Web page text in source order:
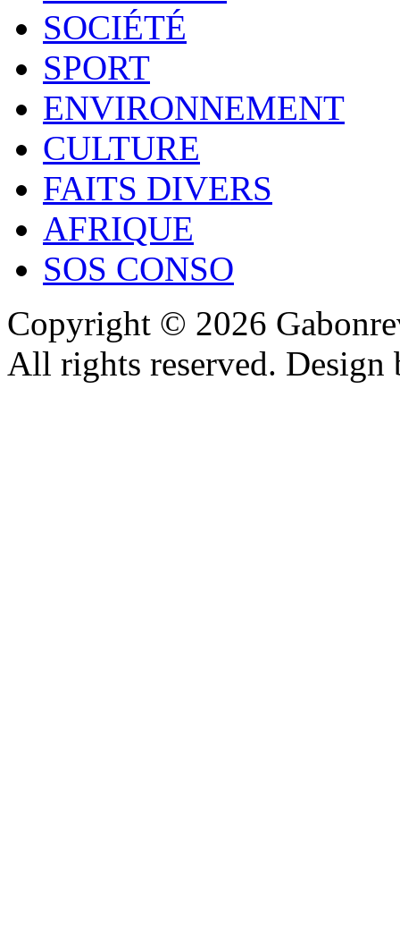
SOCIÉTÉ
SPORT
ENVIRONNEMENT
CULTURE
FAITS DIVERS
AFRIQUE
SOS CONSO
Copyright © 2026
All rights reserved.